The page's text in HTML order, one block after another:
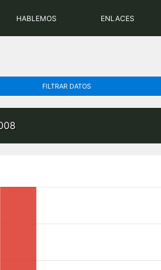
HABLEMOS ENLACES
FILTRAR DATOS